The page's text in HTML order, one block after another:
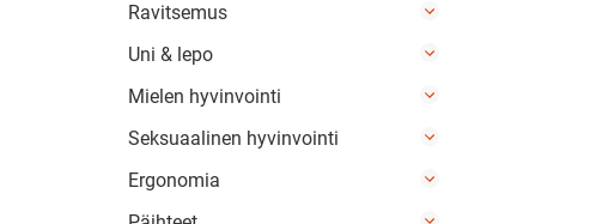
Ravitsemus
Uni & lepo
Mielen hyvinvointi
Seksuaalinen hyvinvointi
Ergonomia